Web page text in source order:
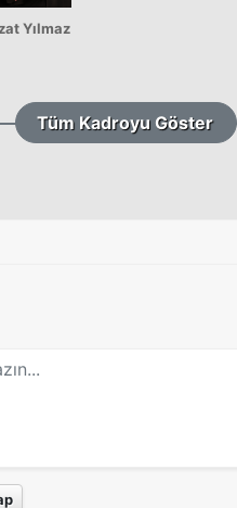
Yılmaz
Tüm Kadroyu Göster